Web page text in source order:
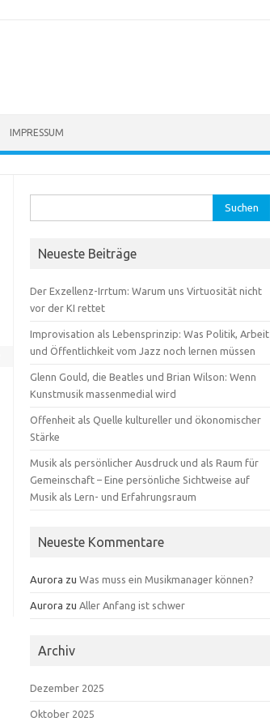
IMPRESSUM
nach:
Neueste Beiträge
Der Exzellenz-Irrtum: Warum uns Virtuosität nicht
vor der KI rettet
Improvisation als Lebensprinzip: Was Politik, Arbeit
und Öffentlichkeit vom Jazz noch lernen müssen
Glenn Gould, die Beatles und Brian Wilson: Wenn
Kunstmusik massenmedial wird
Offenheit als Quelle kultureller und ökonomischer
Stärke
Musik als persönlicher Ausdruck und als Raum für
Gemeinschaft – Eine persönliche Sichtweise auf
Musik als Lern- und Erfahrungsraum
Neueste Kommentare
Aurora zuWas muss ein Musikmanager können?
Aurora zuAller Anfang ist schwer
Archiv
Dezember 2025
Oktober 2025